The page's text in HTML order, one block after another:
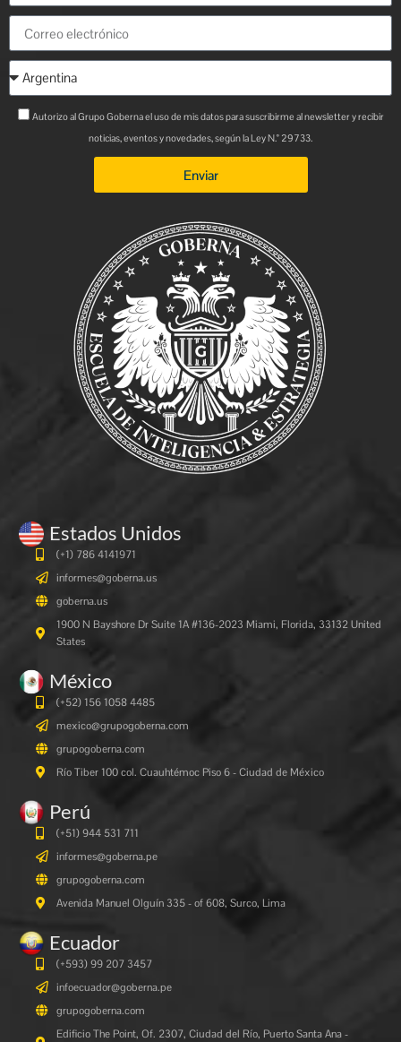
Autorizo al Grupo Goberna el uso de mis datos para suscribirme al newsletter y recibir
noticias, eventos y novedades, según la Ley N.° 29733.
Enviar
Estados Unidos
(+1) 786 4141971
informes@goberna.us
goberna.us
1900 N Bayshore Dr Suite 1A #136-2023 Miami, Florida, 33132 United
States
México
(+52) 156 1058 4485
mexico@grupogoberna.com
grupogoberna.com
Río Tiber 100 col. Cuauhtémoc Piso 6 - Ciudad de México
Perú
(+51) 944 531 711
informes@goberna.pe
grupogoberna.com
Avenida Manuel Olguín 335 - of 608, Surco, Lima
Ecuador
(+593) 99 207 3457
infoecuador@goberna.pe
grupogoberna.com
Edificio The Point, Of. 2307, Ciudad del Río, Puerto Santa Ana -